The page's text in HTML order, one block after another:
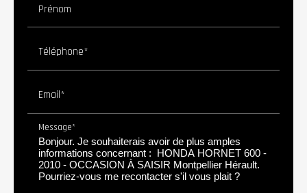
Prénom
Téléphone*
Email*
Message*